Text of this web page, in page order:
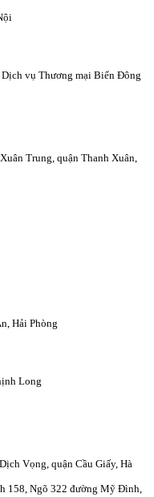
vụ Thương mại Biển Đông
Trung, quận Thanh Xuân,
Hải Phòng
Long
Vọng, quận Cầu Giấy, Hà
158, Ngõ 322 đường Mỹ Đình,